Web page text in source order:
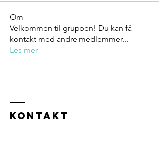
Om
Velkommen til gruppen! Du kan få
kontakt med andre medlemmer...
Les mer
Kontakt